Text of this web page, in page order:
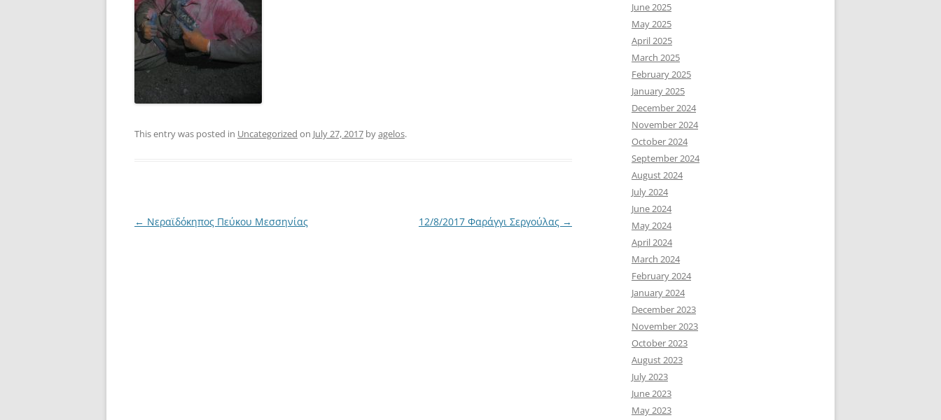
This entry was posted in Uncategorized on July 27, 2017 byagelos.
Post
← Νεραϊδόκηπος Πεύκου Μεσσηνίας 12/8/2017 Φαράγγι Σεργούλας →
June 2025
May 2025
April 2025
March 2025
February 2025
January 2025
December 2024
November 2024
October 2024
September 2024
August 2024
July 2024
June 2024
May 2024
April 2024
March 2024
February 2024
January 2024
December 2023
November 2023
October 2023
August 2023
July 2023
June 2023
May 2023